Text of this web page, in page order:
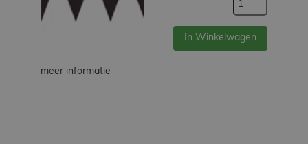
In Winkelwagen
meer informatie